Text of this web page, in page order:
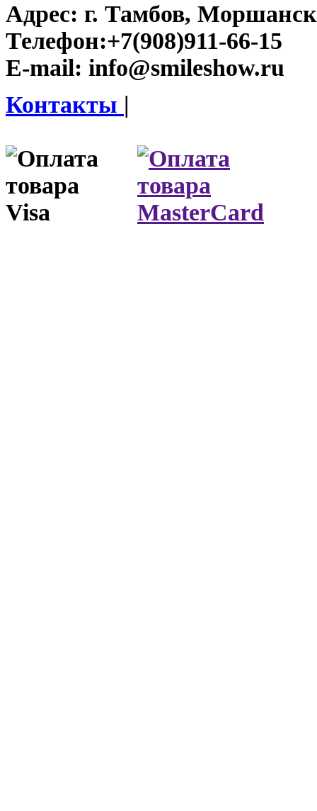
Адрес: г. Тамбов,
Телефон:+7(908)911-66-15
E-mail: info@smileshow.ru
Контакты |